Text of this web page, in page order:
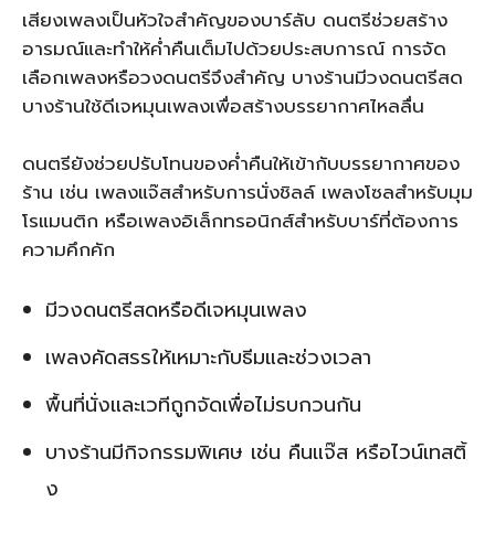
เสียงเพลงเป็นหัวใจสำคัญของบาร์ลับ ดนตรีช่วยสร้าง
อารมณ์และทำให้ค่ำคืนเต็มไปด้วยประสบการณ์ การจัด
เลือกเพลงหรือวงดนตรีจึงสำคัญ บางร้านมีวงดนตรีสด
บางร้านใช้ดีเจหมุนเพลงเพื่อสร้างบรรยากาศไหลลื่น
ดนตรียังช่วยปรับโทนของค่ำคืนให้เข้ากับบรรยากาศของ
ร้าน เช่น เพลงแจ๊สสำหรับการนั่งชิลล์ เพลงโซลสำหรับมุม
โรแมนติก หรือเพลงอิเล็กทรอนิกส์สำหรับบาร์ที่ต้องการ
ความคึกคัก
มีวงดนตรีสดหรือดีเจหมุนเพลง
เพลงคัดสรรให้เหมาะกับธีมและช่วงเวลา
พื้นที่นั่งและเวทีถูกจัดเพื่อไม่รบกวนกัน
บางร้านมีกิจกรรมพิเศษ เช่น คืนแจ๊ส หรือไวน์เทสติ้
ง